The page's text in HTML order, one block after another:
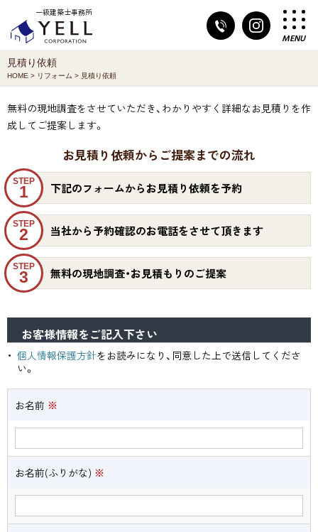
一級建築士事務所
MENU
見積り依頼
HOME > リフォーム > 見積り依頼
無料の現地調査をさせていただき、わかりやすく詳細なお見積りを作
成してご提案します。
お見積り依頼からご提案までの流れ
STEP
1 下記のフォームからお見積り依頼を予約
STEP
2 当社から予約確認のお電話をさせて頂きます
STEP
3 無料の現地調査・お見積もりのご提案
お客様情報をご記入下さい
個人情報保護方針をお読みになり、同意した上で送信してくださ
い。
お名前 ※
お名前(ふりがな) ※